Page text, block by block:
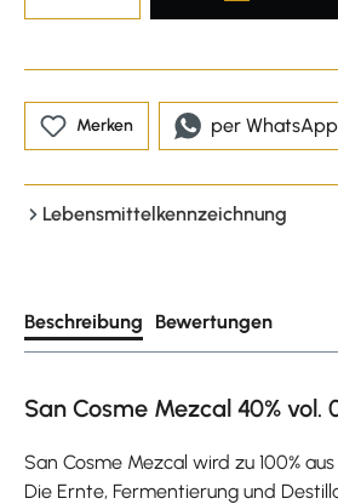
Merken per WhatsApp
Lebensmittelkennzeichnung
Beschreibung Bewertungen
San Cosme Mezcal 40% vol.
San Cosme Mezcal wird zu 100%
Die Ernte, Fermentierung und